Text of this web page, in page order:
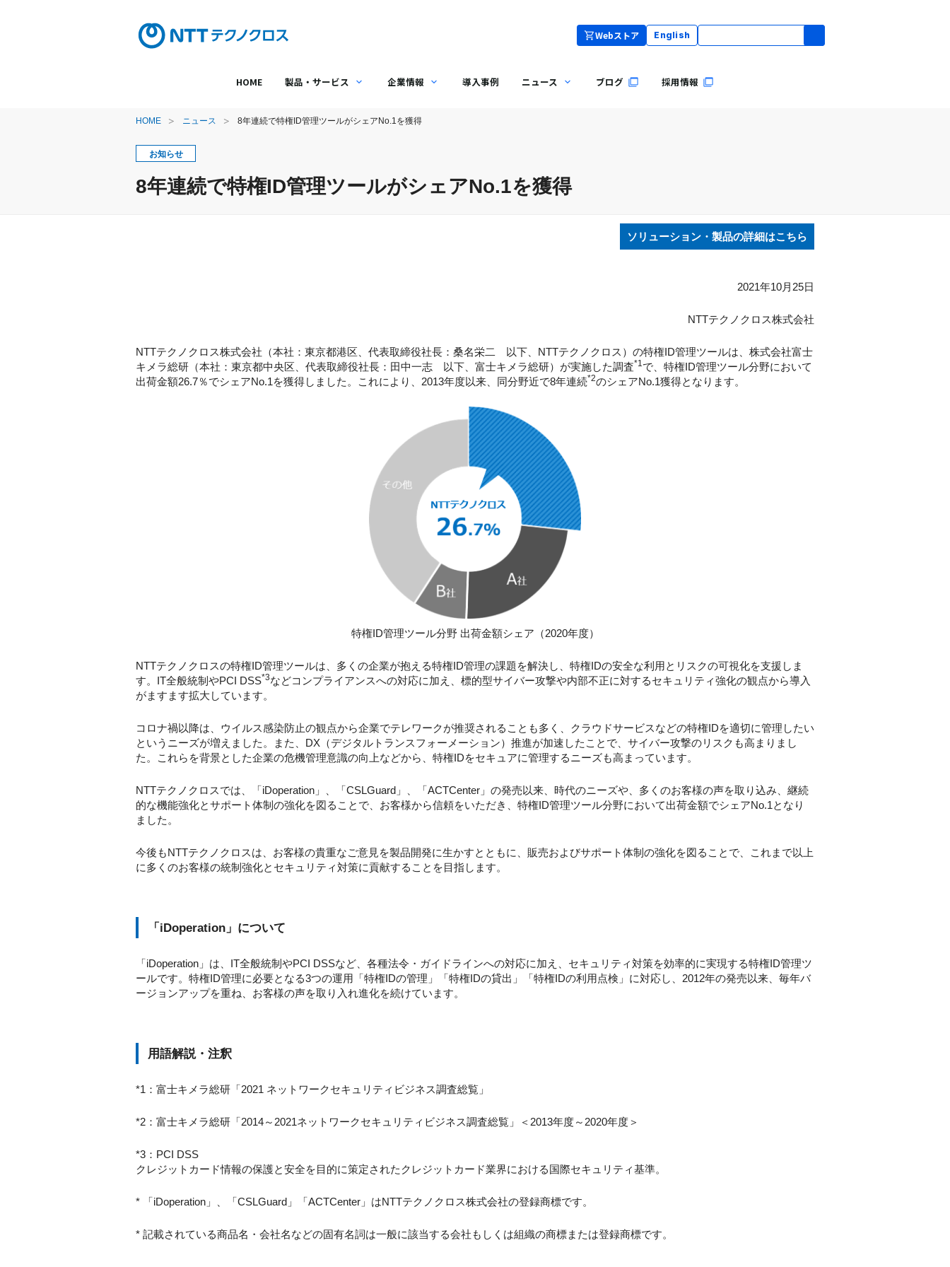
Webストア English
HOME 製品・サービス 企業情報 導入事例 ニュース ブログ 採用情報
HOME ニュース 8年連続で特権ID管理ツールがシェアNo.1を獲得
お知らせ
8年連続で特権ID管理ツールがシェアNo.1を獲得
ソリューション・製品の詳細はこちら
2021年10月25日
NTTテクノクロス株式会社
NTTテクノクロス株式会社（本社：東京都港区、代表取締役社長：桑名栄二 以下、NTTテクノクロス）の特権ID管理ツールは、株式会社富士
キメラ総研（本社：東京都中央区、代表取締役社長：田中一志 以下、富士キメラ総研）が実施した調査*1で、特権ID管理ツール分野において
出荷金額26.7％でシェアNo.1を獲得しました。これにより、2013年度以来、同分野近で8年連続*2のシェアNo.1獲得となります。
特権ID管理ツール分野 出荷金額シェア（2020年度）
NTTテクノクロスの特権ID管理ツールは、多くの企業が抱える特権ID管理の課題を解決し、特権IDの安全な利用とリスクの可視化を支援しま
す。IT全般統制やPCI DSS*3などコンプライアンスへの対応に加え、標的型サイバー攻撃や内部不正に対するセキュリティ強化の観点から導入
がますます拡大しています。
コロナ禍以降は、ウイルス感染防止の観点から企業でテレワークが推奨されることも多く、クラウドサービスなどの特権IDを適切に管理したい
というニーズが増えました。また、DX（デジタルトランスフォーメーション）推進が加速したことで、サイバー攻撃のリスクも高まりまし
た。これらを背景とした企業の危機管理意識の向上などから、特権IDをセキュアに管理するニーズも高まっています。
NTTテクノクロスでは、「iDoperation」、「CSLGuard」、「ACTCenter」の発売以来、時代のニーズや、多くのお客様の声を取り込み、継続
的な機能強化とサポート体制の強化を図ることで、お客様から信頼をいただき、特権ID管理ツール分野において出荷金額でシェアNo.1となり
ました。
今後もNTTテクノクロスは、お客様の貴重なご意見を製品開発に生かすとともに、販売およびサポート体制の強化を図ることで、これまで以上
に多くのお客様の統制強化とセキュリティ対策に貢献することを目指します。
「iDoperation」について
「iDoperation」は、IT全般統制やPCI DSSなど、各種法令・ガイドラインへの対応に加え、セキュリティ対策を効率的に実現する特権ID管理ツ
ールです。特権ID管理に必要となる3つの運用「特権IDの管理」「特権IDの貸出」「特権IDの利用点検」に対応し、2012年の発売以来、毎年バ
ージョンアップを重ね、お客様の声を取り入れ進化を続けています。
用語解説・注釈
*1：富士キメラ総研「2021 ネットワークセキュリティビジネス調査総覧」
*2：富士キメラ総研「2014～2021ネットワークセキュリティビジネス調査総覧」＜2013年度～2020年度＞
*3：PCI DSS
クレジットカード情報の保護と安全を目的に策定されたクレジットカード業界における国際セキュリティ基準。
* 「iDoperation」、「CSLGuard」「ACTCenter」はNTTテクノクロス株式会社の登録商標です。
* 記載されている商品名・会社名などの固有名詞は一般に該当する会社もしくは組織の商標または登録商標です。